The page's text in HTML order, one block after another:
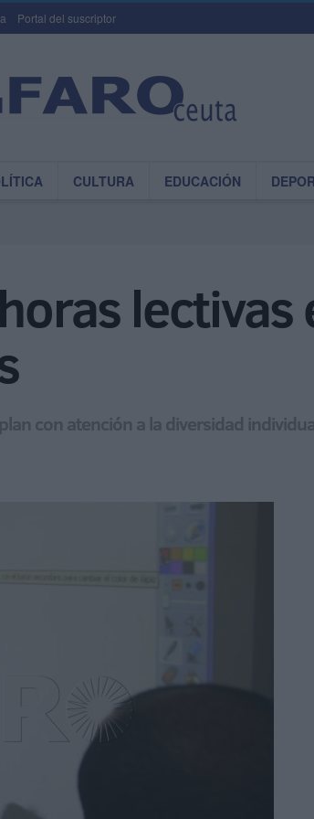
Portal del suscriptor
CULTURA EDUCACIÓN
con atención a la diversidad